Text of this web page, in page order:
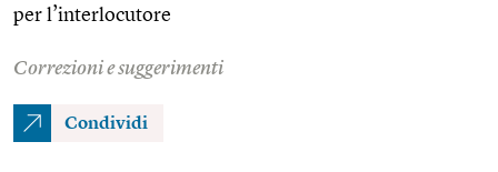
per l’interlocutore
Correzioni e suggerimenti
Condividi